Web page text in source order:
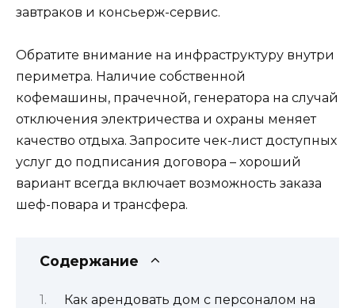
завтраков и консьерж-сервис.
Обратите внимание на инфраструктуру внутри
периметра. Наличие собственной
кофемашины, прачечной, генератора на случай
отключения электричества и охраны меняет
качество отдыха. Запросите чек-лист доступных
услуг до подписания договора – хороший
вариант всегда включает возможность заказа
шеф-повара и трансфера.
Содержание
Как арендовать дом с персоналом на